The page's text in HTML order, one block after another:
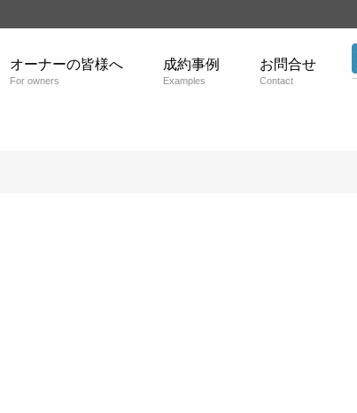
オーナーの皆様へ
For owners
成約事例
Examples
お問合せ
Contact